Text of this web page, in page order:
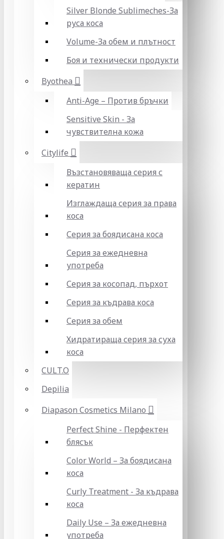
Silver Blonde Sublіmeches-За
руса коса
Volume-За обем и плътност
Боя и технически продукти
Byothea
Anti-Age – Против бръчки
Sensitive Skin - За
чувствителна кожа
Citylife
Възстановяваща серия с
кератин
Изглаждаща серия за права
коса
Серия за боядисана коса
Серия за ежедневна
употреба
Серия за косопад, пърхот
Серия за къдрава коса
Серия за обем
Хидратираща серия за суха
коса
CULT.O
Depilia
Diapason Cosmetics Milano
Perfect Shine - Перфектен
блясък
Color World – За боядисана
коса
Curly Treatment - За къдрава
коса
Daily Use – За ежедневна
употреба